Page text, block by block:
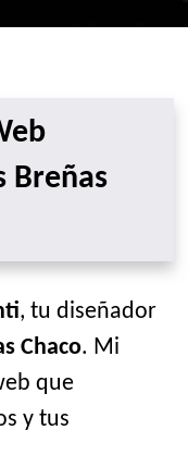
Breñas
, tu diseñador
Chaco. Mi
que
y tus